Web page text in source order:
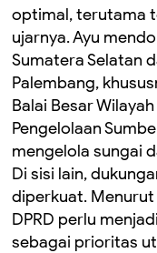
optimal, terutama
ujarnya. Ayu
Sumatera Selatan
Palembang,
Balai Besar
Pengelolaan
mengelola sungai
Di sisi lain,
diperkuat.
DPRD perlu
sebagai prioritas